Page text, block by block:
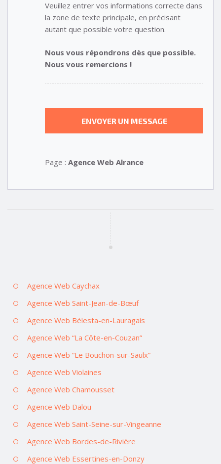
Veuillez entrer vos informations correcte dans
la zone de texte principale, en précisant
autant que possible votre question.
Nous vous répondrons dès que possible.
Nous vous remercions !
Page : Agence Web Alrance
Agence Web Caychax
Agence Web Saint-Jean-de-Bœuf
Agence Web Bélesta-en-Lauragais
Agence Web “La Côte-en-Couzan”
Agence Web “Le Bouchon-sur-Saulx”
Agence Web Violaines
Agence Web Chamousset
Agence Web Dalou
Agence Web Saint-Seine-sur-Vingeanne
Agence Web Bordes-de-Rivière
Agence Web Essertines-en-Donzy